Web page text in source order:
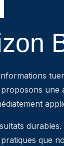
une
que